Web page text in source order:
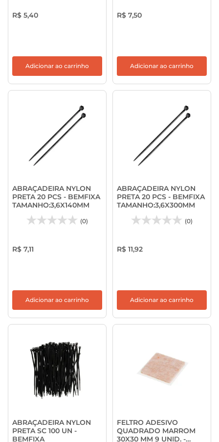
R$ 5,40
Adicionar ao carrinho
R$ 7,50
Adicionar ao carrinho
ABRAÇADEIRA NYLON
PRETA 20 PCS - BEMFIXA
TAMANHO:3,6X140MM
(0)
R$ 7,11
Adicionar ao carrinho
ABRAÇADEIRA NYLON
PRETA 20 PCS - BEMFIXA
TAMANHO:3,6X300MM
(0)
R$ 11,92
Adicionar ao carrinho
ABRAÇADEIRA NYLON
PRETA SC 100 UN -
BEMFIXA
FELTRO ADESIVO
QUADRADO MARROM
30X30 MM 9 UNID. -